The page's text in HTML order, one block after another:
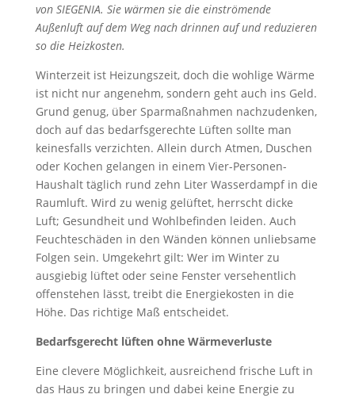
von SIEGENIA. Sie wärmen sie die einströmende
Außenluft auf dem Weg nach drinnen auf und reduzieren
so die Heizkosten.
Winterzeit ist Heizungszeit, doch die wohlige Wärme
ist nicht nur angenehm, sondern geht auch ins Geld.
Grund genug, über Sparmaßnahmen nachzudenken,
doch auf das bedarfsgerechte Lüften sollte man
keinesfalls verzichten. Allein durch Atmen, Duschen
oder Kochen gelangen in einem Vier-Personen-
Haushalt täglich rund zehn Liter Wasserdampf in die
Raumluft. Wird zu wenig gelüftet, herrscht dicke
Luft; Gesundheit und Wohlbefinden leiden. Auch
Feuchteschäden in den Wänden können unliebsame
Folgen sein. Umgekehrt gilt: Wer im Winter zu
ausgiebig lüftet oder seine Fenster versehentlich
offenstehen lässt, treibt die Energiekosten in die
Höhe. Das richtige Maß entscheidet.
Bedarfsgerecht lüften ohne Wärmeverluste
Eine clevere Möglichkeit, ausreichend frische Luft in
das Haus zu bringen und dabei keine Energie zu